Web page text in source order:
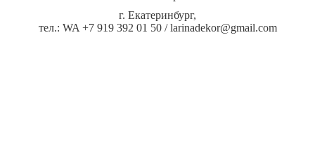
г. Екатеринбург,
тел.: WA +7 919 392 01 50 /larinadekor@gmail.com